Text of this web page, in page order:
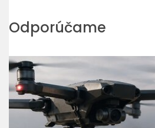
Odporúčame